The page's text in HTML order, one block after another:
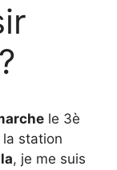
le 3è
station
, je me suis